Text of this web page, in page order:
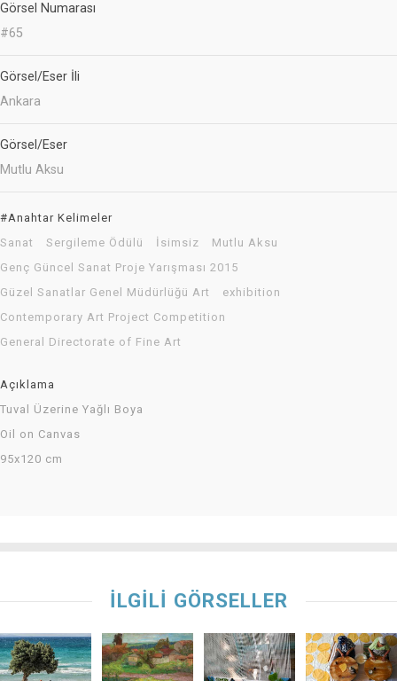
Görsel Numarası
#65
Görsel/Eser İli
Ankara
Görsel/Eser
Mutlu Aksu
#Anahtar Kelimeler
Sanat
Sergileme Ödülü İsimsiz
Mutlu Aksu
Genç Güncel Sanat Proje Yarışması 2015
Güzel Sanatlar Genel Müdürlüğü Art
exhibition
Contemporary Art Project Competition
General Directorate of Fine Art
Açıklama
Tuval Üzerine Yağlı Boya
Oil on Canvas
95x120 cm
İLGİLİ GÖRSELLER